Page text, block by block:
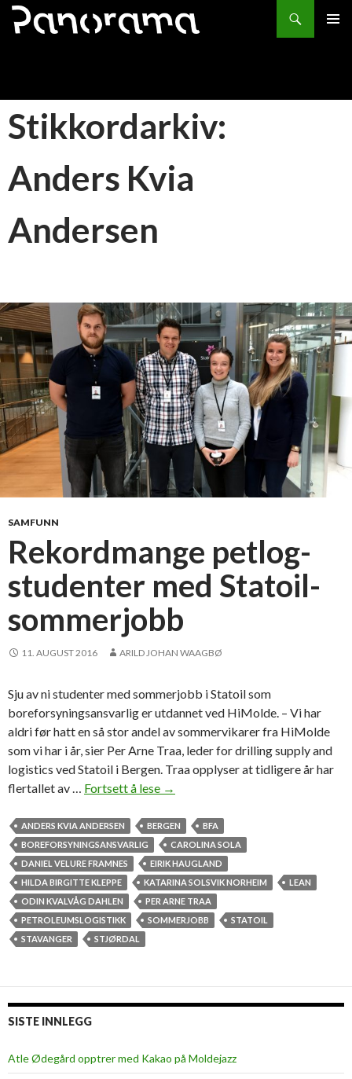
Søk
HOPP
Stikkordarkiv:
Anders Kvia
Andersen
SAMFUNN
Rekordmange petlog-
studenter med Statoil-
sommerjobb
11. AUGUST 2016 ARILD JOHAN WAAGBØ
Sju av ni studenter med sommerjobb i Statoil som
boreforsyningsansvarlig er utdannet ved HiMolde. – Vi har
aldri før hatt en så stor andel av sommervikarer fra HiMolde
som vi har i år, sier Per Arne Traa, leder for drilling supply and
logistics ved Statoil i Bergen. Traa opplyser at tidligere år har
flertallet av … Fortsett å lese R
k
o
r
d
m
a
o
→
ANDERS KVIA ANDERSEN BERGEN
BFA
BOREFORSYNINGSANSVARLIG
CAROLINA SOLA
DANIEL VELURE FRAMNES
EIRIK HAUGLAND
HILDA BIRGITTE KLEPPE
KATARINA SOLSVIK NORHEIM
LEAN
ODIN KVALVÅG DAHLEN
PER ARNE TRAA
PETROLEUMSLOGISTIKK
SOMMERJOBB
STATOIL
STAVANGER
STJØRDAL
SISTE INNLEGG
Atle Ødegård opptrer med Kakao på Moldejazz